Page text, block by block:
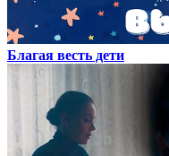
Благая весть дети